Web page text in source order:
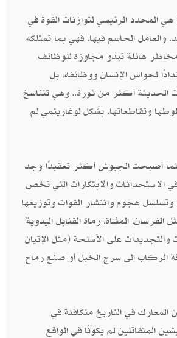
المحدد الرئيسي لتوازنات القوة في
والعامل الحاسم فيها، فهي بما تمتلكه
هائلة تبدو مجاوزة للوظائف
لحواس الإنسان ووظائفه، بل
الحديثة أكثر من ثورة.. وهي تتناسخ
وتقاطعاتها، بشكل لوغاريتمي لم
أصبحت الجيوش أكثر تعقيدًا وجد
الاستحداثات والابتكارات التي تخص
وتسلسل هجوم وانتشار القوات وتوزيعها
المشاة، رماة القنابل اليدوية
والتجديدات على الأسلحة (مثل الإتيان
الركاب إلى سرج الخيل أو صنع رماح
في التاريخ متكافئة في
المتقاتلين لم يكونًا في الواقع